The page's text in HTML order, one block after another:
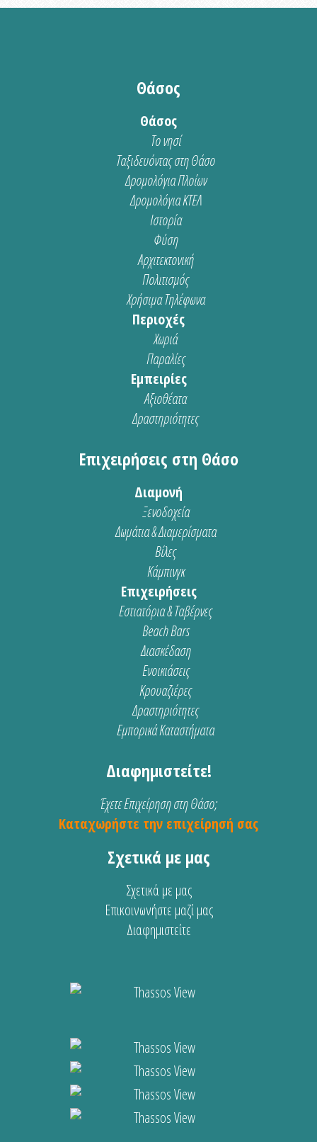
Θάσος
Θάσος
Το νησί
Ταξιδευόντας στη Θάσο
Δρομολόγια Πλοίων
Δρομολόγια ΚΤΕΛ
Ιστορία
Φύση
Αρχιτεκτονική
Πολιτισμός
Χρήσιμα Τηλέφωνα
Περιοχές
Χωριά
Παραλίες
Εμπειρίες
Αξιοθέατα
Δραστηριότητες
Επιχειρήσεις στη Θάσο
Διαμονή
Ξενοδοχεία
Δωμάτια & Διαμερίσματα
Βίλες
Κάμπινγκ
Επιχειρήσεις
Εστιατόρια & Ταβέρνες
Beach Bars
Διασκέδαση
Ενοικιάσεις
Κρουαζιέρες
Δραστηριότητες
Εμπορικά Καταστήματα
Διαφημιστείτε!
Έχετε Επιχείρηση στη Θάσο;
Καταχωρήστε την επιχείρησή σας
Σχετικά με μας
Σχετικά με μας
Επικοινωνήστε μαζί μας
Διαφημιστείτε